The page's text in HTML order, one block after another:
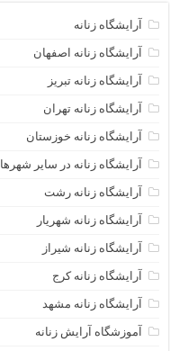
آرایشگاه زنانه
آرایشگاه زنانه اصفهان
آرایشگاه زنانه تبریز
آرایشگاه زنانه تهران
آرایشگاه زنانه خوزستان
آرایشگاه زنانه در سایر شهرها
آرایشگاه زنانه رشت
آرایشگاه زنانه شهریار
آرایشگاه زنانه شیراز
آرایشگاه زنانه کرج
آرایشگاه زنانه مشهد
آموزشگاه آرایش زنانه